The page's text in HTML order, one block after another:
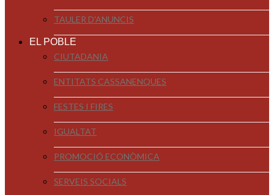
TAULER D'ANUNCIS
EL POBLE
CIUTADANIA
ENTITATS CASSANENQUES
FESTES I FIRES
IGUALTAT
PROMOCIÓ ECONÒMICA
SERVEIS SOCIALS